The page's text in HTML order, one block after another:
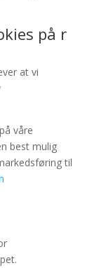
på r
at vi
våre
best mulig
til